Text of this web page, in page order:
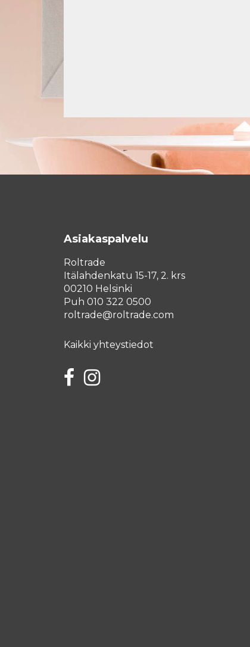
Asiakaspalvelu
Roltrade
Itälahdenkatu 15-17, 2. krs
00210 Helsinki
Puh 010 322 0500
roltrade@roltrade.com
Kaikki yhteystiedot
FacebookInstagram